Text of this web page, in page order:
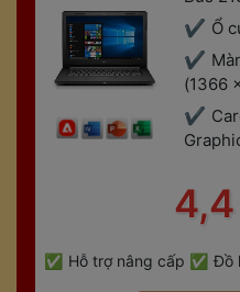
Ổ
(1366
4,4
Hỗ trợ nâng cấp
Đồ